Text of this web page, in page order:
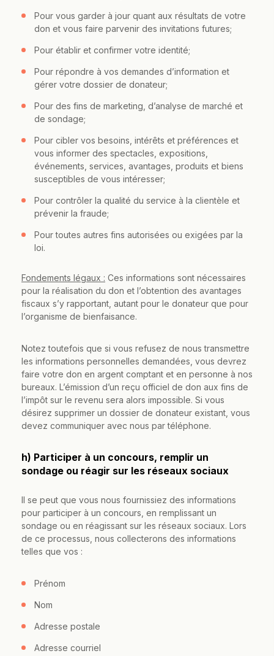
Pour vous garder à jour quant aux résultats de votre
don et vous faire parvenir des invitations futures;
Pour établir et confirmer votre identité;
Pour répondre à vos demandes d’information et
gérer votre dossier de donateur;
Pour des fins de marketing, d’analyse de marché et
de sondage;
Pour cibler vos besoins, intérêts et préférences et
vous informer des spectacles, expositions,
événements, services, avantages, produits et biens
susceptibles de vous intéresser;
Pour contrôler la qualité du service à la clientèle et
prévenir la fraude;
Pour toutes autres fins autorisées ou exigées par la
loi.
Fondements légaux : Ces informations sont nécessaires
pour la réalisation du don et l’obtention des avantages
fiscaux s’y rapportant, autant pour le donateur que pour
l’organisme de bienfaisance.
Notez toutefois que si vous refusez de nous transmettre
les informations personnelles demandées, vous devrez
faire votre don en argent comptant et en personne à nos
bureaux. L’émission d’un reçu officiel de don aux fins de
l’impôt sur le revenu sera alors impossible. Si vous
désirez supprimer un dossier de donateur existant, vous
devez communiquer avec nous par téléphone.
h) Participer à un concours, remplir un
sondage ou réagir sur les réseaux sociaux
Il se peut que vous nous fournissiez des informations
pour participer à un concours, en remplissant un
sondage ou en réagissant sur les réseaux sociaux. Lors
de ce processus, nous collecterons des informations
telles que vos :
Prénom
Nom
Adresse postale
Adresse courriel